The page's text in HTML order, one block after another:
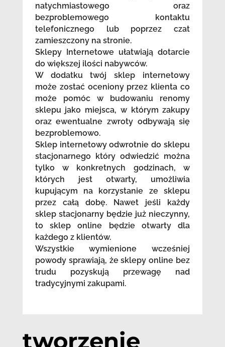
natychmiastowego oraz
bezproblemowego kontaktu
telefonicznego lub poprzez czat
zamieszczony na stronie.
Sklepy Internetowe ułatwiają dotarcie
do większej ilości nabywców.
W dodatku twój sklep internetowy
może zostać oceniony przez klienta co
może pomóc w budowaniu renomy
sklepu jako miejsca, w którym zakupy
oraz ewentualne zwroty odbywają się
bezproblemowo.
Sklep internetowy odwrotnie do sklepu
stacjonarnego który odwiedzić można
tylko w konkretnych godzinach, w
których jest otwarty, umożliwia
kupującym na korzystanie ze sklepu
przez całą dobę. Nawet jeśli każdy
sklep stacjonarny będzie już nieczynny,
to sklep online będzie otwarty dla
każdego z klientów.
Wszystkie wymienione wcześniej
powody sprawiają, że sklepy online bez
trudu pozyskują przewagę nad
tradycyjnymi zakupami.
tworzenie